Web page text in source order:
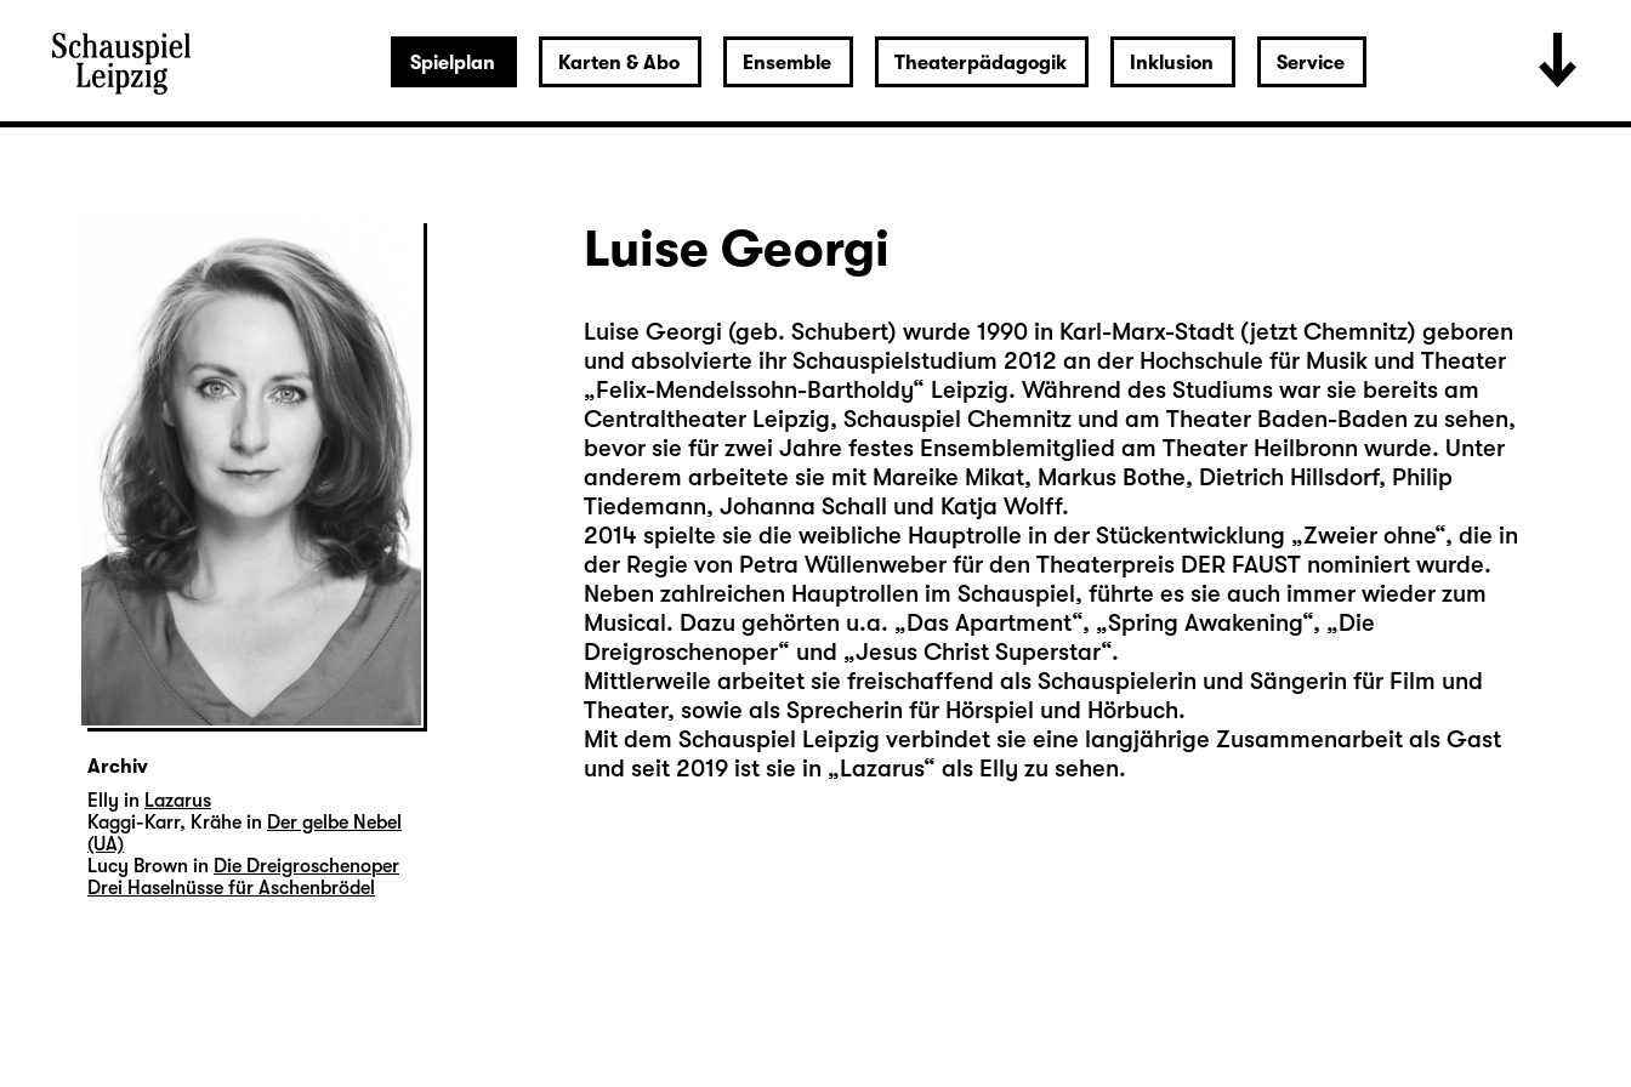
Spielplan Karten & Abo Ensemble Theaterpädagogik Inklusion Service
Luise Georgi
Luise Georgi (geb. Schubert) wurde 1990 in Karl-Marx-Stadt (jetzt Chemnitz) geboren
und absolvierte ihr Schauspielstudium 2012 an der Hochschule für Musik und Theater
„Felix-Mendelssohn-Bartholdy“ Leipzig. Während des Studiums war sie bereits am
Centraltheater Leipzig, Schauspiel Chemnitz und am Theater Baden-Baden zu sehen,
bevor sie für zwei Jahre festes Ensemblemitglied am Theater Heilbronn wurde. Unter
anderem arbeitete sie mit Mareike Mikat, Markus Bothe, Dietrich Hillsdorf, Philip
Tiedemann, Johanna Schall und Katja Wolff.
2014 spielte sie die weibliche Hauptrolle in der Stückentwicklung „Zweier ohne“, die in
der Regie von Petra Wüllenweber für den Theaterpreis DER FAUST nominiert wurde.
Neben zahlreichen Hauptrollen im Schauspiel, führte es sie auch immer wieder zum
Musical. Dazu gehörten u.a. „Das Apartment“, „Spring Awakening“, „Die
Dreigroschenoper“ und „Jesus Christ Superstar“.
Mittlerweile arbeitet sie freischaffend als Schauspielerin und Sängerin für Film und
Theater, sowie als Sprecherin für Hörspiel und Hörbuch.
Mit dem Schauspiel Leipzig verbindet sie eine langjährige Zusammenarbeit als Gast
und seit 2019 ist sie in „Lazarus“ als Elly zu sehen.
Archiv
Elly in Lazarus
Kaggi-Karr, Krähe in Der gelbe Nebel
(UA)
Lucy Brown in Die Dreigroschenoper
Drei Haselnüsse für Aschenbrödel